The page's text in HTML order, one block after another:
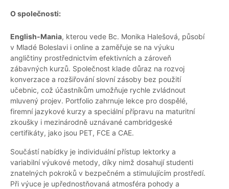
O společnosti:
English-Mania, kterou vede Bc. Monika Halešová, působí
v Mladé Boleslavi i online a zaměřuje se na výuku
angličtiny prostřednictvím efektivních a zároveň
zábavných kurzů. Společnost klade důraz na rozvoj
konverzace a rozšiřování slovní zásoby bez použití
učebnic, což účastníkům umožňuje rychle zvládnout
mluvený projev. Portfolio zahrnuje lekce pro dospělé,
firemní jazykové kurzy a speciální přípravu na maturitní
zkoušky i mezinárodně uznávané cambridgeské
certifikáty, jako jsou PET, FCE a CAE.
Součástí nabídky je individuální přístup lektorky a
variabilní výukové metody, díky nimž dosahují studenti
znatelných pokroků v bezpečném a stimulujícím prostředí.
Při výuce je upřednostňovaná atmosféra pohody a